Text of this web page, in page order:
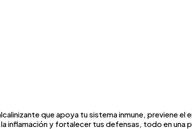
que apoya tu sistema inmune, previene
inflamación y fortalecer tus defensas, todo en una